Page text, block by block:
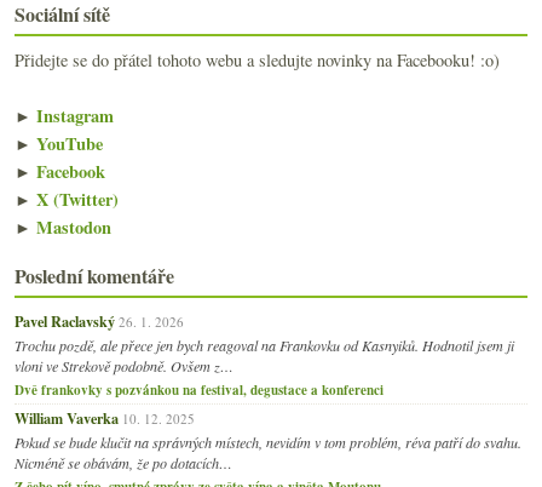
Sociální sítě
Přidejte se do přátel tohoto webu a sledujte novinky na Facebooku! :o)
► Instagram
► YouTube
► Facebook
► X (Twitter)
► Mastodon
Poslední komentáře
Pavel Raclavský 26. 1. 2026
Trochu pozdě, ale přece jen bych reagoval na Frankovku od Kasnyiků. Hodnotil jsem ji
vloni ve Strekově podobně. Ovšem z…
Dvě frankovky s pozvánkou na festival, degustace a konferenci
William Vaverka 10. 12. 2025
Pokud se bude klučit na správných místech, nevidím v tom problém, réva patří do svahu.
Nicméně se obávám, že po dotacích…